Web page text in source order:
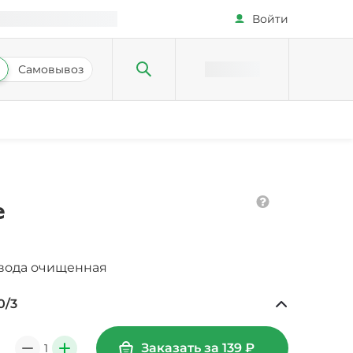
Войти
Самовывоз
очищенная
/3
1 Заказать за 139 ₽